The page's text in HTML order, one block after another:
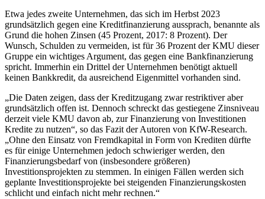
Etwa jedes zweite Unternehmen, das sich im Herbst 2023
grundsätzlich gegen eine Kreditfinanzierung aussprach, benannte als
Grund die hohen Zinsen (45 Prozent, 2017: 8 Prozent). Der
Wunsch, Schulden zu vermeiden, ist für 36 Prozent der KMU dieser
Gruppe ein wichtiges Argument, das gegen eine Bankfinanzierung
spricht. Immerhin ein Drittel der Unternehmen benötigt aktuell
keinen Bankkredit, da ausreichend Eigenmittel vorhanden sind.
„Die Daten zeigen, dass der Kreditzugang zwar restriktiver aber
grundsätzlich offen ist. Dennoch schreckt das gestiegene Zinsniveau
derzeit viele KMU davon ab, zur Finanzierung von Investitionen
Kredite zu nutzen“, so das Fazit der Autoren von KfW-Research.
„Ohne den Einsatz von Fremdkapital in Form von Krediten dürfte
es für einige Unternehmen jedoch schwieriger werden, den
Finanzierungsbedarf von (insbesondere größeren)
Investitionsprojekten zu stemmen. In einigen Fällen werden sich
geplante Investitionsprojekte bei steigenden Finanzierungskosten
schlicht und einfach nicht mehr rechnen.“